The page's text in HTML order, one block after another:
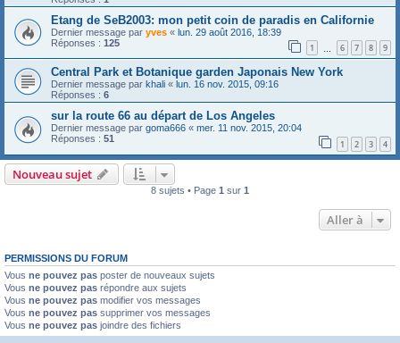
Etang de SeB2003: mon petit coin de paradis en Californie
Dernier message par yves « lun. 29 août 2016, 18:39
Réponses : 125 1 6 7 8 9
Central Park et Botanique garden Japonais New York
Dernier message par khali « lun. 16 nov. 2015, 09:16
Réponses : 6
sur la route 66 au départ de Los Angeles
Dernier message par goma666 « mer. 11 nov. 2015, 20:04
Réponses : 51 1 2 3 4
Nouveau sujet
8 sujets • Page 1 sur 1
Aller à
PERMISSIONS DU FORUM
Vous ne pouvez pas poster de nouveaux sujets
Vous ne pouvez pas répondre aux sujets
Vous ne pouvez pas modifier vos messages
Vous ne pouvez pas supprimer vos messages
Vous ne pouvez pas joindre des fichiers